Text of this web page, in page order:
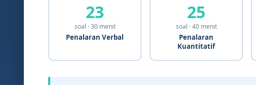
23
soal · 30 menit
Penalaran Verbal
25
soal · 40 menit
Penalaran
Kuantitatif